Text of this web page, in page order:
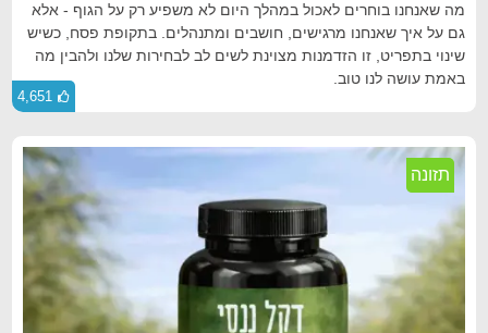
מה שאנחנו בוחרים לאכול במהלך היום לא משפיע רק על הגוף - אלא
גם על איך שאנחנו מרגישים, חושבים ומתנהלים. בתקופת פסח, כשיש
שינוי בתפריט, זו הזדמנות מצוינת לשים לב לבחירות שלנו ולהבין מה
באמת עושה לנו טוב.
4,651
תזונה